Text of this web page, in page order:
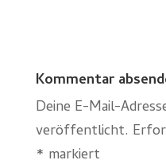
Kommentar
Deine E-Mail-
veröffentlicht.
* markiert